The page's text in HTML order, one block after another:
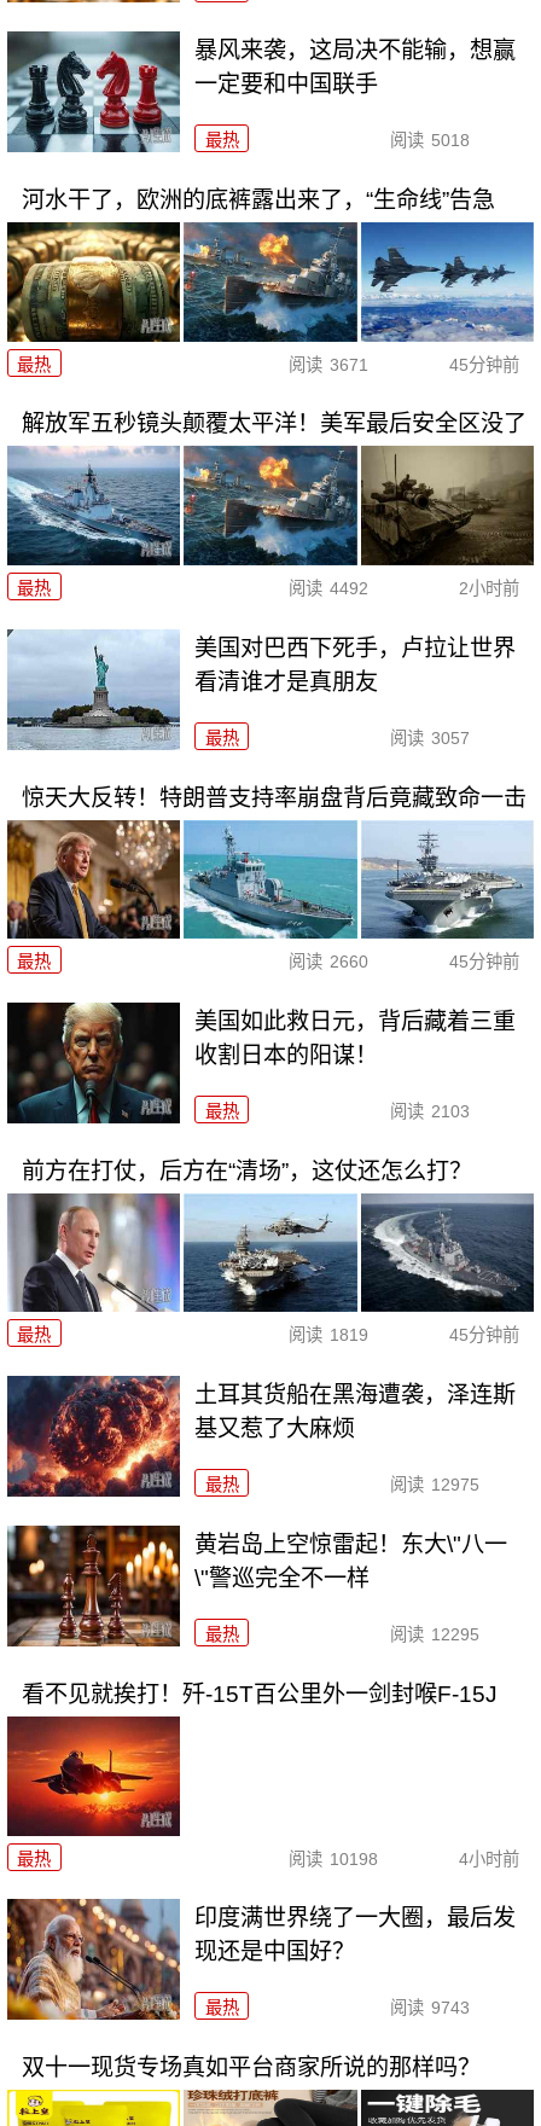
暴风来袭，这局决不能输，想赢
一定要和中国联手
最热 阅读 5018
河水干了，欧洲的底裤露出来了，“生命线”告急
最热 阅读 3671 45分钟前
解放军五秒镜头颠覆太平洋！美军最后安全区没了
最热 阅读 4492 2小时前
美国对巴西下死手，卢拉让世界
看清谁才是真朋友
最热 阅读 3057
惊天大反转！特朗普支持率崩盘背后竟藏致命一击
最热 阅读 2660 45分钟前
美国如此救日元，背后藏着三重
收割日本的阳谋！
最热 阅读 2103
前方在打仗，后方在“清场”，这仗还怎么打？
最热 阅读 1819 45分钟前
土耳其货船在黑海遭袭，泽连斯
基又惹了大麻烦
最热 阅读 12975
黄岩岛上空惊雷起！东大\"八一
\"警巡完全不一样
最热 阅读 12295
看不见就挨打！歼-15T百公里外一剑封喉F-15J
最热 阅读 10198 4小时前
印度满世界绕了一大圈，最后发
现还是中国好？
最热 阅读 9743
双十一现货专场真如平台商家所说的那样吗？